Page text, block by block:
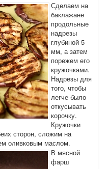
Сделаем на
баклажане
продольные
надрезы
глубиной 5
мм, а затем
порежем его
кружочками.
Надрезы для
того, чтобы
легче было
откусывать
корочку.
Кружочки
сторон, сложим на
оливковым маслом.
В мясной
фарш